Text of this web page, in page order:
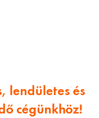
lendületes és
cégünkhöz!